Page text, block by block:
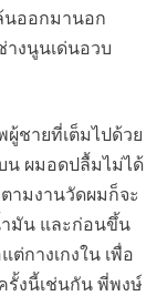
นออกมานอก
างนูนเด่นอวบ
ชายที่เต็มไปด้วย
น ผมอดปลื้มไม่ได้
ามงานวัดผมก็จะ
ำมัน และก่อนขึ้น
ต่กางเกงใน เพื่อ
รั้งนี้เช่นกัน พี่พงษ์